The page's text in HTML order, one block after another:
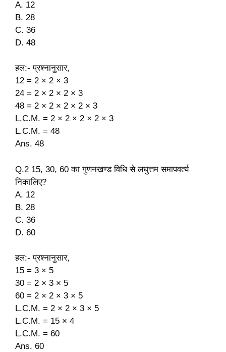
A. 12
B. 28
C. 36
D. 48
हल:- प्रश्नानुसार,
12 = 2 × 2 × 3
24 = 2 × 2 × 2 × 3
48 = 2 × 2 × 2 × 2 × 3
L.C.M. = 2 × 2 × 2 × 2 × 3
L.C.M. = 48
Ans. 48
Q.2 15, 30, 60 का गुणनखण्ड विधि से लघुत्तम समापवर्त्य
निकालिए?
A. 12
B. 28
C. 36
D. 60
हल:- प्रश्नानुसार,
15 = 3 × 5
30 = 2 × 3 × 5
60 = 2 × 2 × 3 × 5
L.C.M. = 2 × 2 × 3 × 5
L.C.M. = 15 × 4
L.C.M. = 60
Ans. 60